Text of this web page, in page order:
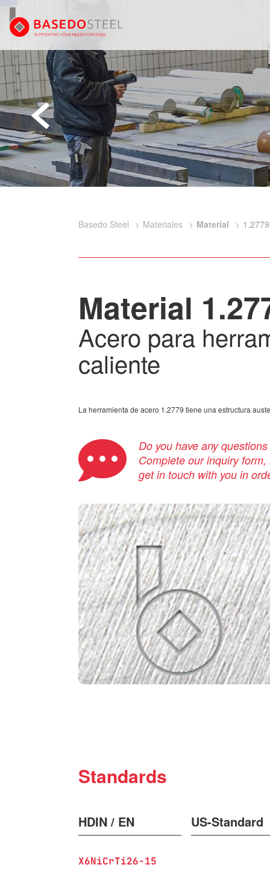
Basedo Steel Materiales Material 1.2779
Material
Acero para
caliente
La herramienta de acero 1.2779 tiene una estructura
Do you have any
Complete our inquiry
get in touch with you in
Standards
HDIN / EN US-Standard
X6NiCrTi26-15